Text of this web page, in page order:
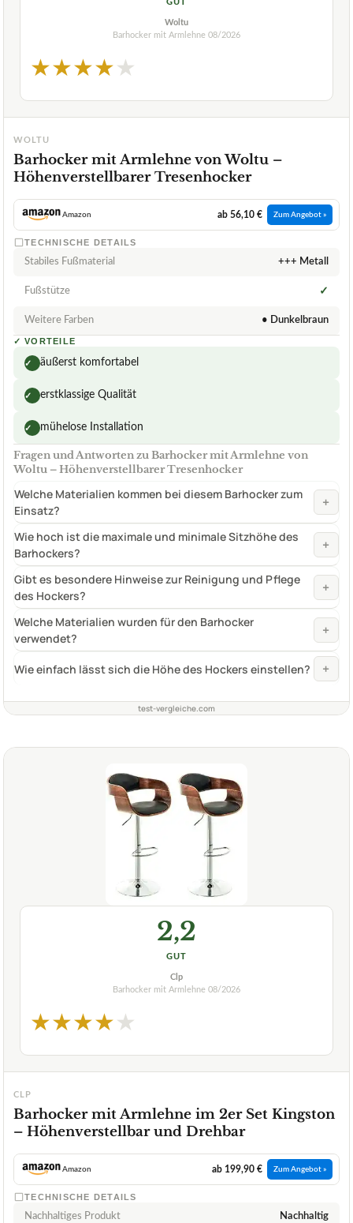
GUT
Woltu
Barhocker mit Armlehne 08/2026
★★★★★
WOLTU
Barhocker mit Armlehne von Woltu –
Höhenverstellbarer Tresenhocker
Amazon ab 56,10 € Zum Angebot »
TECHNISCHE DETAILS
Stabiles Fußmaterial +++ Metall
Fußstütze ✓
Weitere Farben • Dunkelbraun
✓ VORTEILE
✓ äußerst komfortabel
✓ erstklassige Qualität
✓ mühelose Installation
Fragen und Antworten zu Barhocker mit Armlehne von
Woltu – Höhenverstellbarer Tresenhocker
Welche Materialien kommen bei diesem Barhocker zum
Einsatz?
+
Wie hoch ist die maximale und minimale Sitzhöhe des
Barhockers?
+
Gibt es besondere Hinweise zur Reinigung und Pflege
des Hockers?
+
Welche Materialien wurden für den Barhocker
verwendet?
+
Wie einfach lässt sich die Höhe des Hockers einstellen? +
test-vergleiche.com
2,2
GUT
Clp
Barhocker mit Armlehne 08/2026
★★★★★
CLP
Barhocker mit Armlehne im 2er Set Kingston
– Höhenverstellbar und Drehbar
Amazon ab 199,90 € Zum Angebot »
TECHNISCHE DETAILS
Nachhaltiges Produkt Nachhaltig